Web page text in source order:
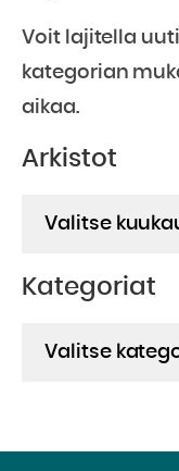
Voit lajitella
kategorian
aikaa.
Arkistot
Kategoriat